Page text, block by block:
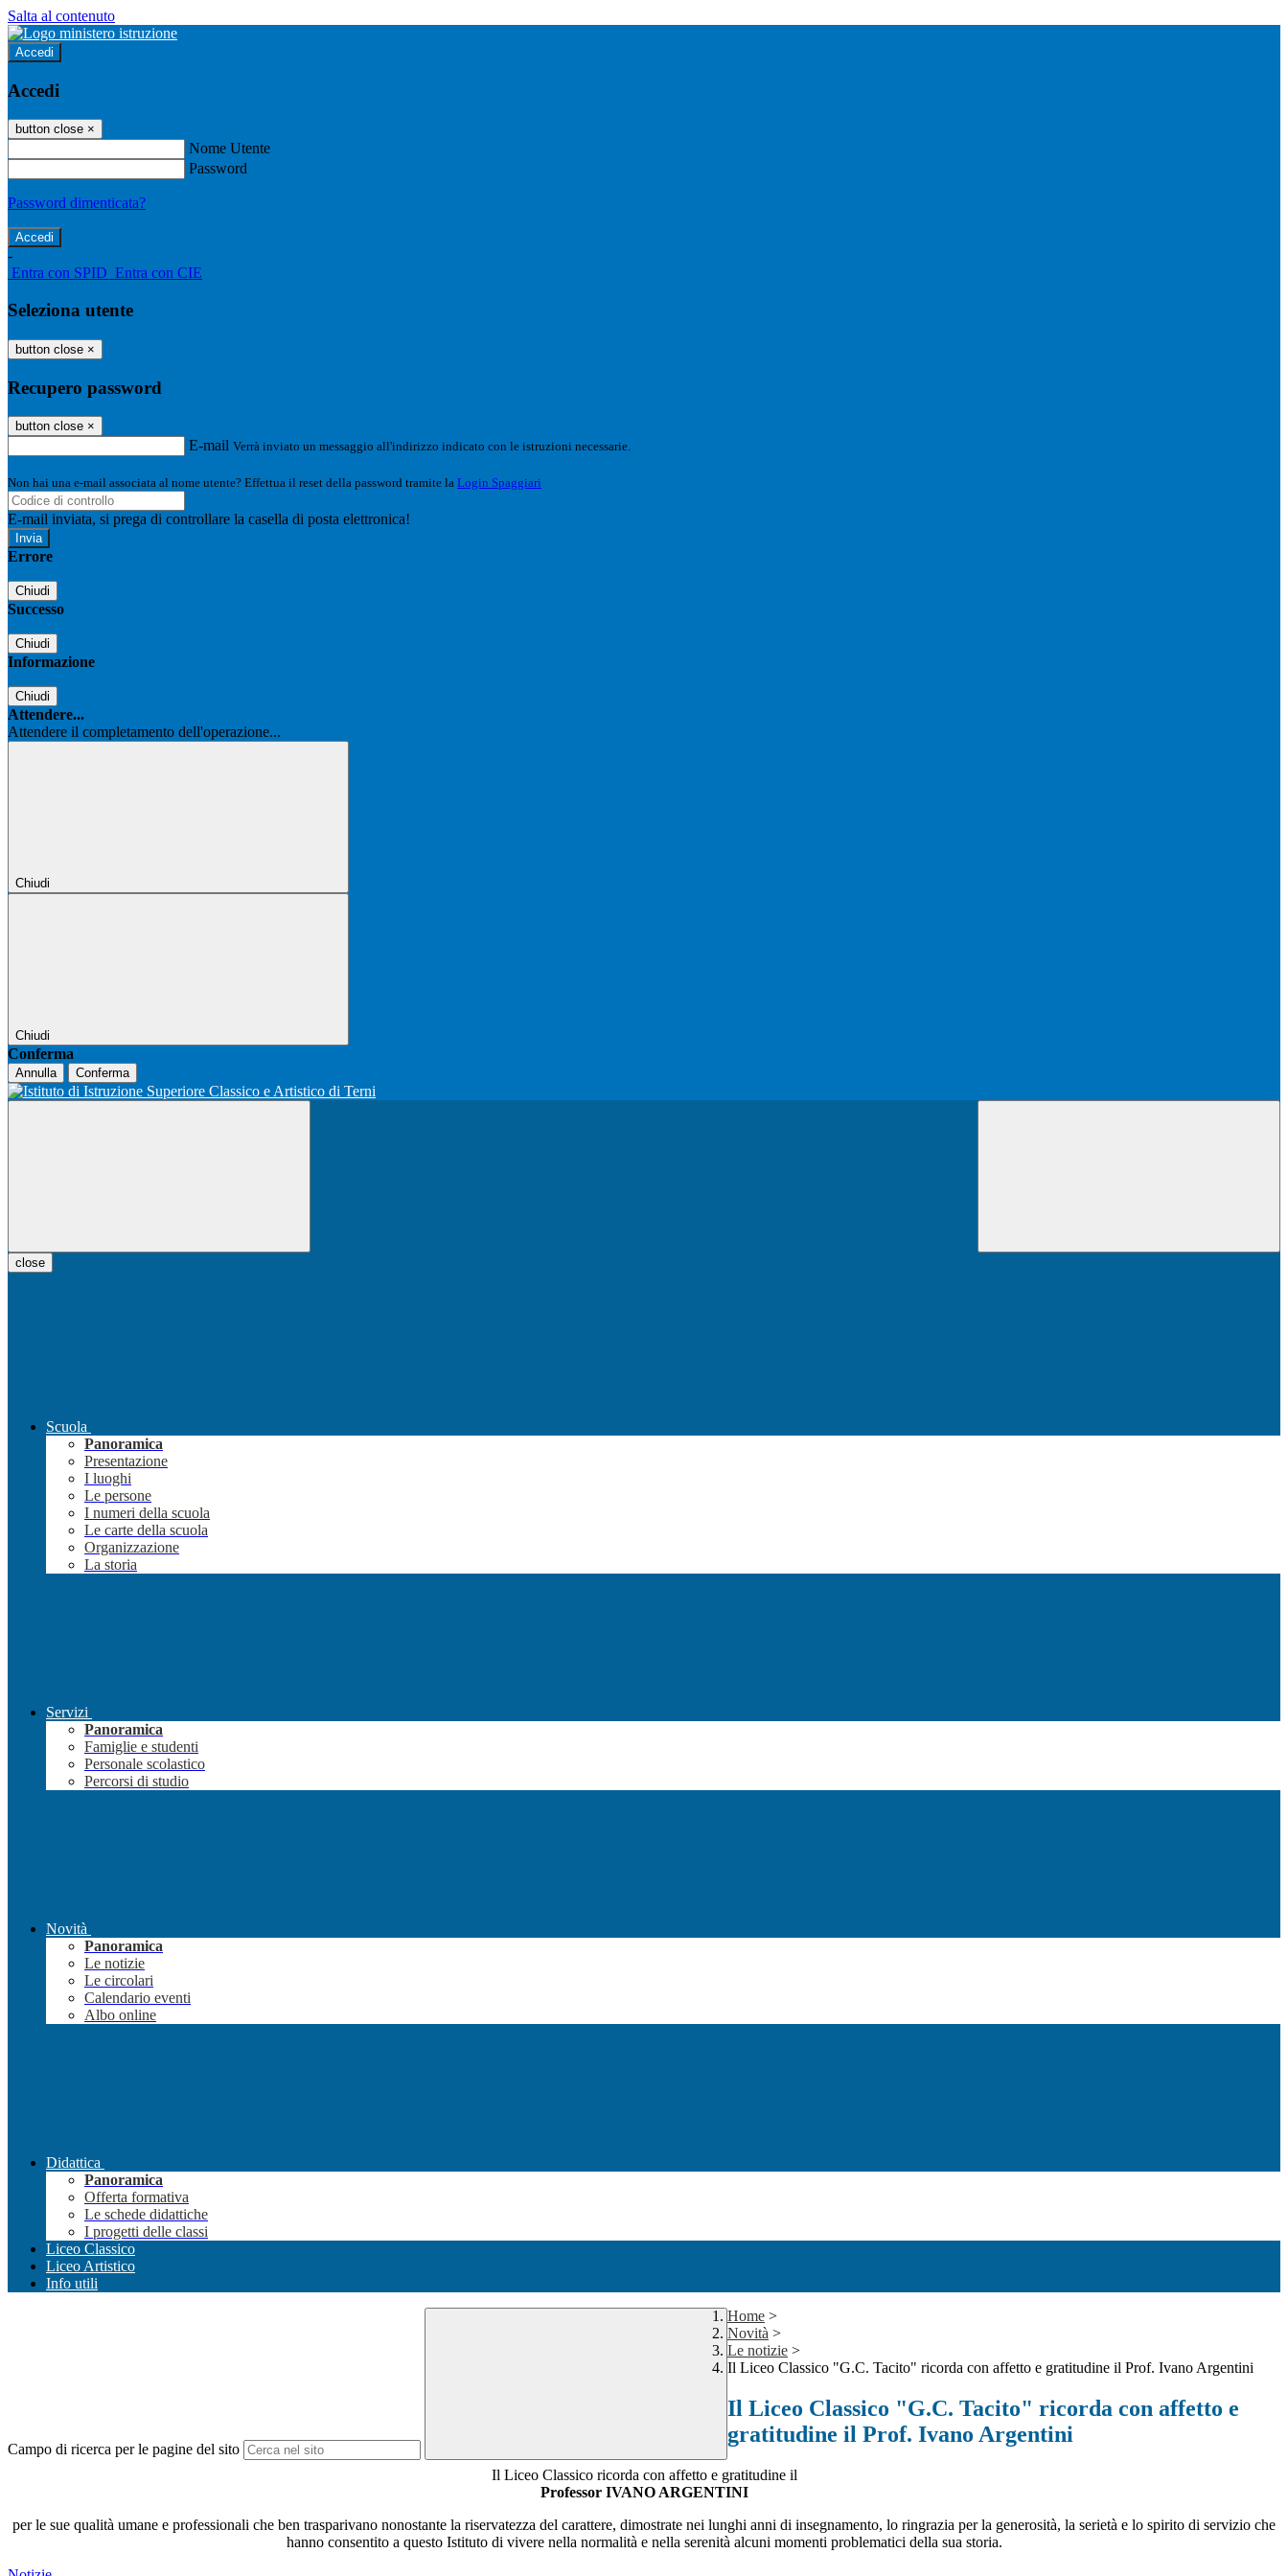
Salta al contenuto
Accedi
Accedi
button close ×
Nome Utente
Password
Password dimenticata?
-
Entra con SPID Entra con CIE
Seleziona utente
button close ×
Recupero password
button close ×
E-mail Verrà inviato un messaggio all'indirizzo indicato con le istruzioni necessarie.
Non hai una e-mail associata al nome utente? Effettua il reset della password tramite la Login Spaggiari
E-mail inviata, si prega di controllare la casella di posta elettronica!
Errore
Chiudi
Successo
Chiudi
Informazione
Chiudi
Attendere...
Attendere il completamento dell'operazione...
Chiudi
Chiudi
Conferma
Annulla Conferma
close
Scuola
Panoramica
Presentazione
I luoghi
Le persone
I numeri della scuola
Le carte della scuola
Organizzazione
La storia
Servizi
Panoramica
Famiglie e studenti
Personale scolastico
Percorsi di studio
Novità
Panoramica
Le notizie
Le circolari
Calendario eventi
Albo online
Didattica
Panoramica
Offerta formativa
Le schede didattiche
I progetti delle classi
Liceo Classico
Liceo Artistico
Info utili
Campo di ricerca per le pagine del sito
Home >
Novità >
Le notizie >
Il Liceo Classico "G.C. Tacito" ricorda con affetto e gratitudine il Prof. Ivano Argentini
Il Liceo Classico "G.C. Tacito" ricorda con affetto e
gratitudine il Prof. Ivano Argentini
Il Liceo Classico ricorda con affetto e gratitudine il
Professor IVANO ARGENTINI
per le sue qualità umane e professionali che ben trasparivano nonostante la riservatezza del carattere, dimostrate nei lunghi anni di insegnamento, lo ringrazia per la generosità, la serietà e lo spirito di servizio che
hanno consentito a questo Istituto di vivere nella normalità e nella serenità alcuni momenti problematici della sua storia.